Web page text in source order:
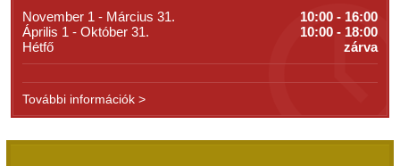
November 1 - Március 31.
10:00 - 16:00
Április 1 - Október 31.
10:00 - 18:00
Hétfő
zárva
További információk >